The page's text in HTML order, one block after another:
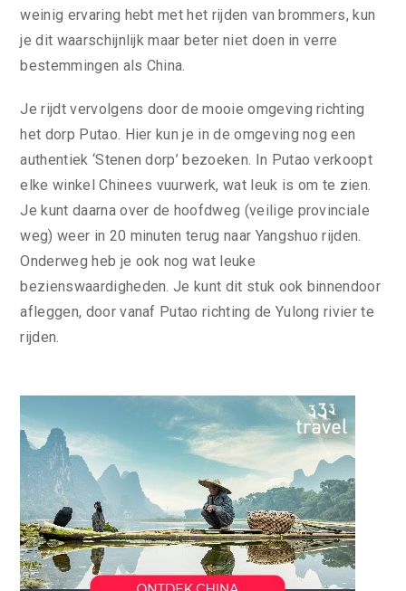
weinig ervaring hebt met het rijden van brommers, kun
je dit waarschijnlijk maar beter niet doen in verre
bestemmingen als China.
Je rijdt vervolgens door de mooie omgeving richting
het dorp Putao. Hier kun je in de omgeving nog een
authentiek ‘Stenen dorp’ bezoeken. In Putao verkoopt
elke winkel Chinees vuurwerk, wat leuk is om te zien.
Je kunt daarna over de hoofdweg (veilige provinciale
weg) weer in 20 minuten terug naar Yangshuo rijden.
Onderweg heb je ook nog wat leuke
bezienswaardigheden. Je kunt dit stuk ook binnendoor
afleggen, door vanaf Putao richting de Yulong rivier te
rijden.